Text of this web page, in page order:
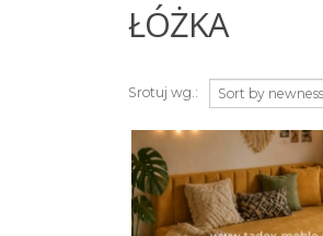
ŁÓŻKA
Srotuj wg.: